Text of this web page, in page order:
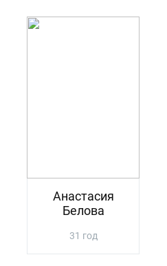
Анастасия
Белова
31 год